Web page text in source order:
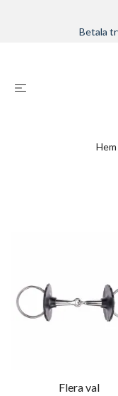
Betala
Hem
Flera val